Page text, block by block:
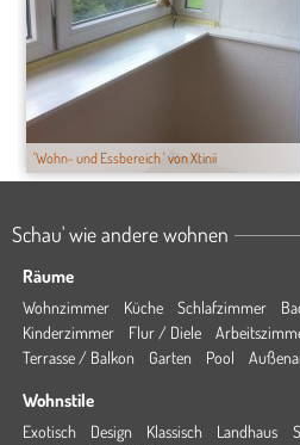
'Wohn- und Essbereich ' von Xtinii
Schau' wie andere wohnen
Räume
Wohnzimmer Küche Schlafzimmer
Kinderzimmer
Flur / Diele
Terrasse / Balkon
Garten Pool
Wohnstile
Exotisch Design Klassisch Landhaus